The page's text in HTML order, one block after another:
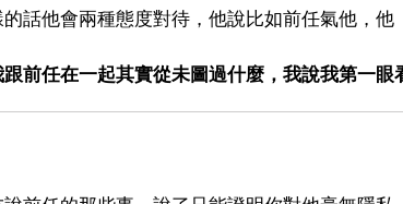
話他會兩種態度對待，他說比如前任氣他，他
前任在一起其實從未圖過什麼，我說我第一眼